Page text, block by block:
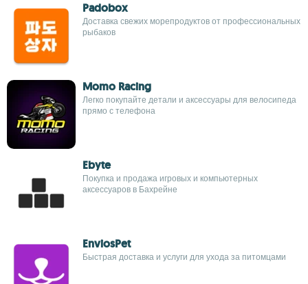
Padobox
Доставка свежих морепродуктов от профессиональных
рыбаков
Momo Racing
Легко покупайте детали и аксессуары для велосипеда
прямо с телефона
Ebyte
Покупка и продажа игровых и компьютерных
аксессуаров в Бахрейне
EnviosPet
Быстрая доставка и услуги для ухода за питомцами